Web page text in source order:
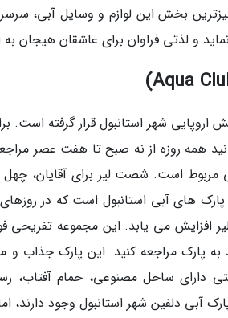
و لذتی فراوان برای عاشقان هیجان به
اروپایی شهر استانبول قرار گرفته است.
همه روزه از نه صبح تا هفت عصر
مربوط است. شصت لیر برای آقایان، چهل
های آبی استانبول است که در روزهای
افزایش می یابد. این مجموعه تفریحی
به پارک مراجعه کنید. این پارک جذاب
دارای ساحل مصنوعی، حمام آفتاب،
آبی دلفین شهر استانبول وجود